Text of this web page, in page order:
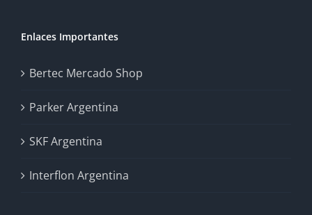
Enlaces Importantes
Bertec Mercado Shop
Parker Argentina
SKF Argentina
Interflon Argentina